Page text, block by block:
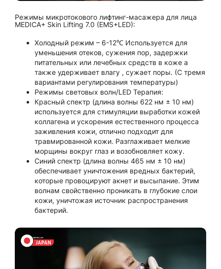
Режимы микротокового лифтинг-масажера для лица
MEDICA+ Skin Lifting 7.0 (EMS+LED):
Холодный режим – 6-12℃ Используется для
уменьшения отеков, сужения пор, задержки
питательных или лечебных средств в коже а
также удерживает влагу , сужает поры. (С тремя
вариантами регулирования температуры)
Режимы световых волн/LED Терапия:
Красный спектр (длина волны 622 нм ± 10 нм)
используется для стимуляции выработки кожей
коллагена и ускорения естественного процесса
заживления кожи, отлично подходит для
травмированной кожи. Разглаживает мелкие
морщины вокруг глаз и возобновляет кожу.
Синий спектр (длина волны 465 нм ± 10 нм)
обеспечивает уничтожения вредных бактерий,
которые провоцируют акнет и высыпание. Этим
волнам свойственно проникать в глубокие слои
кожи, уничтожая источник распространения
бактерий.